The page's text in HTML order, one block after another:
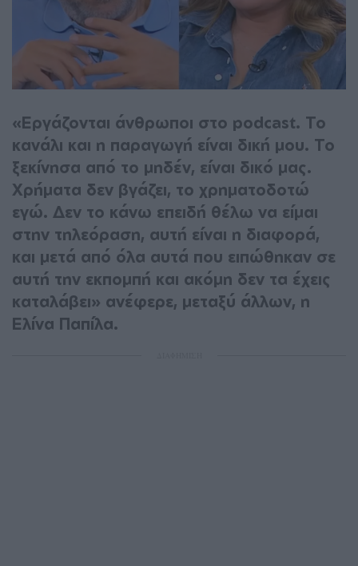
«Εργάζονται άνθρωποι στο podcast. Το
κανάλι και η παραγωγή είναι δική μου. Το
ξεκίνησα από το μηδέν, είναι δικό μας.
Χρήματα δεν βγάζει, το χρηματοδοτώ
εγώ. Δεν το κάνω επειδή θέλω να είμαι
στην τηλεόραση, αυτή είναι η διαφορά,
και μετά από όλα αυτά που ειπώθηκαν σε
αυτή την εκπομπή και ακόμη δεν τα έχεις
καταλάβει» ανέφερε, μεταξύ άλλων, η
Ελίνα Παπίλα.